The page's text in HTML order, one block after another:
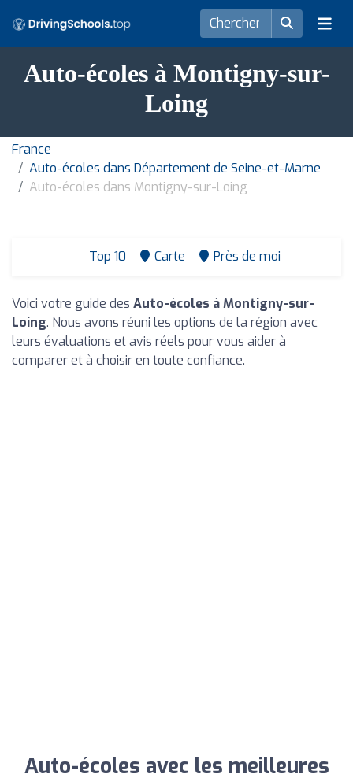
Auto-écoles à Montigny-sur-
Loing
France
Auto-écoles dans Département de Seine-et-Marne
Auto-écoles dans Montigny-sur-Loing
Top 10 Carte Près de moi
Voici votre guide des Auto-écoles à Montigny-sur-
Loing. Nous avons réuni les options de la région avec
leurs évaluations et avis réels pour vous aider à
comparer et à choisir en toute confiance.
Auto-écoles avec les meilleures